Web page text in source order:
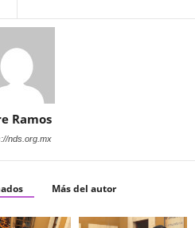
Ramos
nds.org.mx
Más del autor